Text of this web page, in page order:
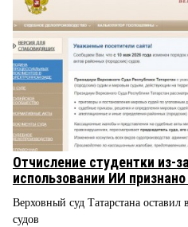
Отчисление студентки из-
использовании ИИ
Верховный суд Татарстана
судов